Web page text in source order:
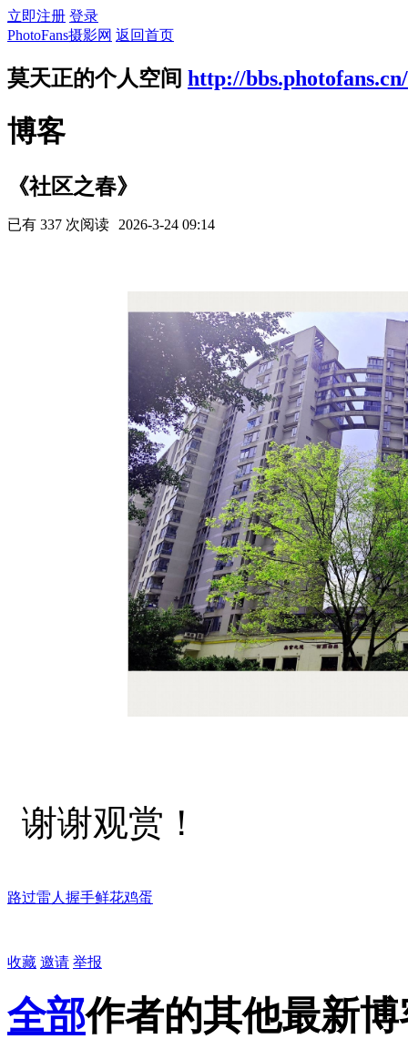
立即注册 登录
PhotoFans摄影网 返回首页
莫天正的个人空间 http://
博客
《社区之春》
已有 337 次阅读 2026-3-24 09:14
谢谢观赏！
路过雷人 握手鲜花鸡蛋
收藏 邀请 举报
全部作者的其他最新博